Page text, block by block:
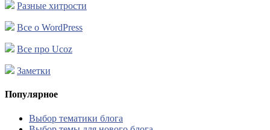
Разные хитрости
Все о WordPress
Все про Ucoz
Заметки
Популярное
Выбор тематики блога